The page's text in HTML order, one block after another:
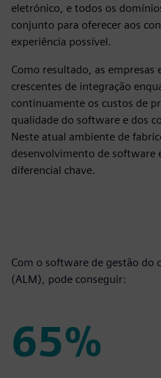
eletrónico, e todos os
conjunto para oferecer aos
experiência possível.
Como resultado, as empresas
crescentes de integração
continuamente os custos de
qualidade do software e dos
Neste atual ambiente de
desenvolvimento de software
diferencial chave.
Com o software de gestão do
(ALM), pode conseguir:
65%